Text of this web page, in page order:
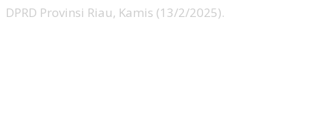
DPRD Provinsi Riau, Kamis (13/2/2025).